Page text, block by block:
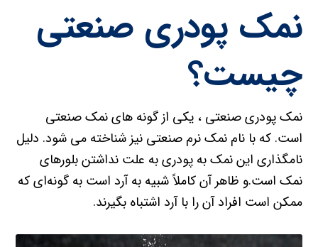
نمک پودری صنعتی
چیست؟
نمک پودری صنعتی ، یکی از گونه های نمک صنعتی
است. که با نام نمک نرم صنعتی نیز شناخته می شود. دلیل
نامگذاری این نمک به پودری به علت نداشتن بلورهای
نمک است.و ظاهر آن کاملاً شبیه به آرد است به گونه‌ای که
ممکن است افراد آن را با آرد اشتباه بگیرند.